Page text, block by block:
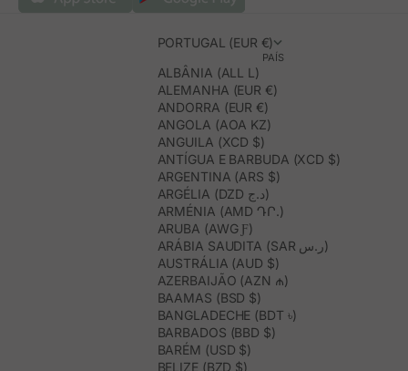
PORTUGAL (EUR €)
PAÍS
ALBÂNIA (ALL L)
ALEMANHA (EUR €)
ANDORRA (EUR €)
ANGOLA (AOA KZ)
ANGUILA (XCD $)
ANTÍGUA E BARBUDA (XCD $)
ARGENTINA (ARS $)
ARGÉLIA (DZD د.ج)
ARMÉNIA (AMD ԴՐ.)
ARUBA (AWG Ƒ)
ARÁBIA SAUDITA (SAR ر.س)
AUSTRÁLIA (AUD $)
AZERBAIJÃO (AZN ₼)
BAAMAS (BSD $)
BANGLADECHE (BDT ৳)
BARBADOS (BBD $)
BARÉM (USD $)
BELIZE (BZD $)